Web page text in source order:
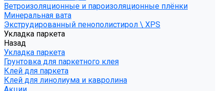
Ветроизоляционные и пароизоляционные плёнки
Минеральная вата
Экструдированный пенополистирол \ XPS
Укладка паркета
Назад
Укладка паркета
Грунтовка для паркетного клея
Клей для паркета
Клей для линолиума и кавролина